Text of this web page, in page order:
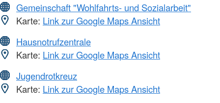
Gemeinschaft "Wohlfahrts- und Sozialarbeit"
Karte: Link zur Google Maps Ansicht
Hausnotrufzentrale
Karte: Link zur Google Maps Ansicht
Jugendrotkreuz
Karte: Link zur Google Maps Ansicht